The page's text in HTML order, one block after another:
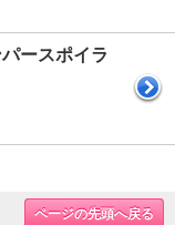
ースポイラ
ページの先頭へ戻る